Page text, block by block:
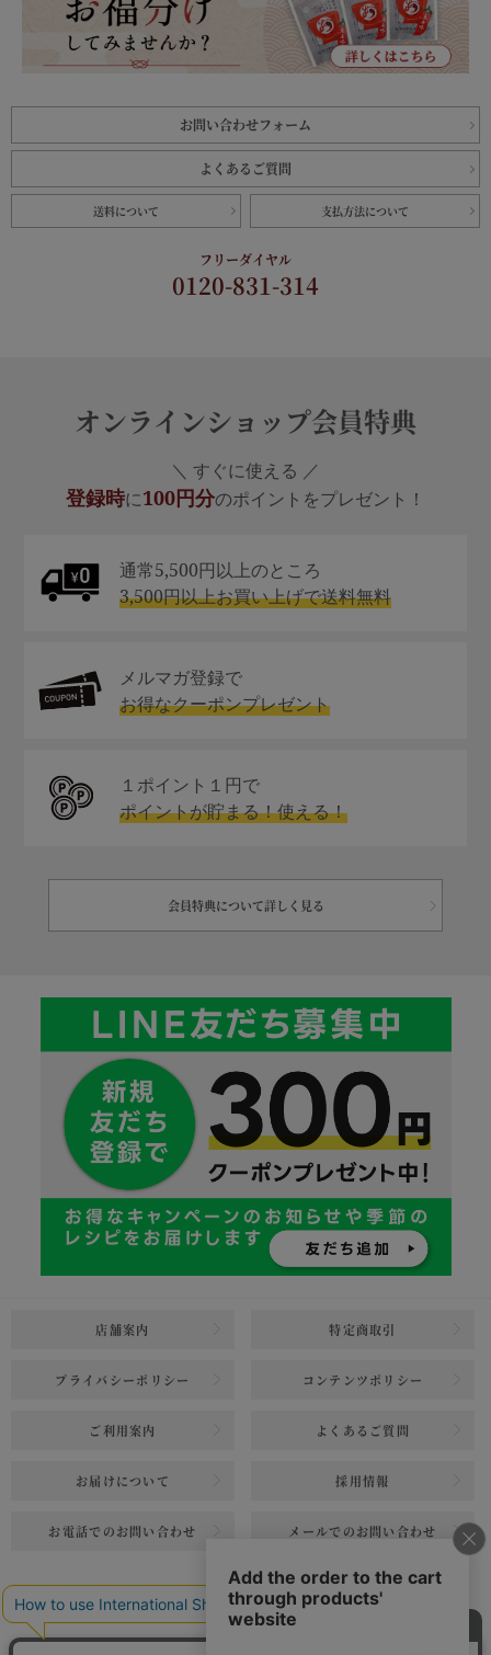
お問い合わせフォーム
よくあるご質問
送料について 支払方法について
フリーダイヤル
0120-831-314
オンラインショップ会員特典
＼ すぐに使える ／
登録時に100円分のポイントをプレゼント！
通常5,500円以上のところ
3,500円以上お買い上げで送料無料
メルマガ登録で
お得なクーポンプレゼント
１ポイント１円で
ポイントが貯まる！使える！
会員特典について詳しく見る
店舗案内 特定商取引
プライバシーポリシー コンテンツポリシー
ご利用案内 よくあるご質問
お届けについて 採用情報
お電話でのお問い合わせ メールでのお問い合わせ